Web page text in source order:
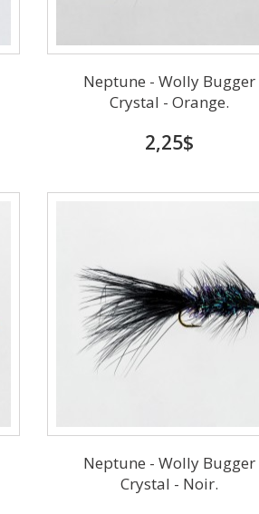
Neptune - Wolly Bugger
Crystal - Orange.
2,25$
Neptune - Wolly Bugger
Crystal - Noir.